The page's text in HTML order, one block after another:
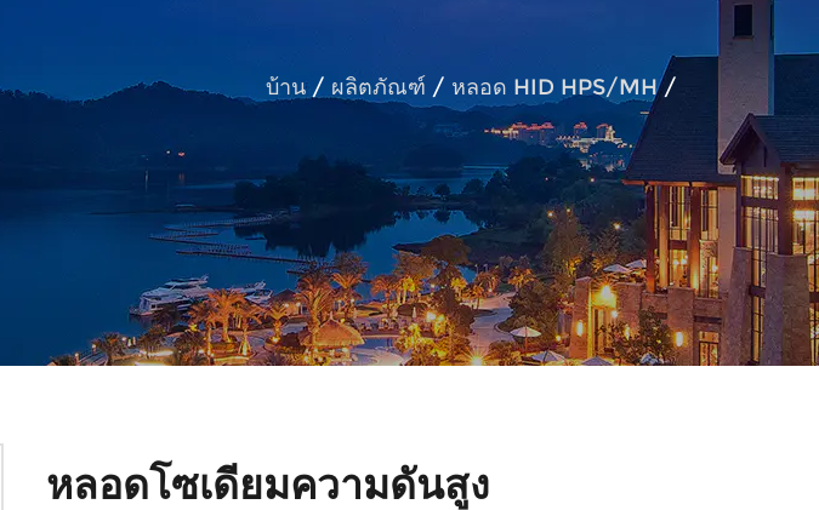
บ้าน/ ผลิตภัณฑ์ / หลอด HID HPS/MH/
หลอดโซเดียมความดันสูง